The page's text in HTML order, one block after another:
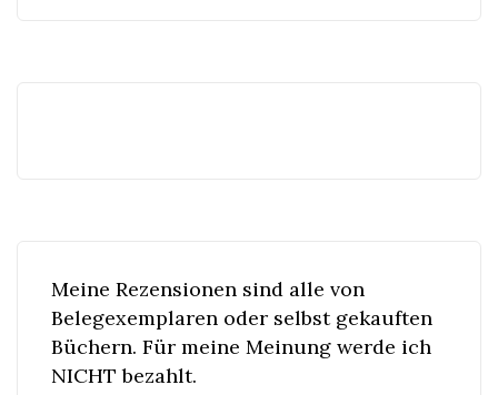
Meine Rezensionen sind alle von
Belegexemplaren oder selbst gekauften
Büchern. Für meine Meinung werde ich
NICHT bezahlt.